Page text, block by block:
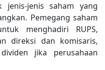
jenis-jenis saham yang
Pemegang saham
menghadiri RUPS,
direksi dan komisaris,
jika perusahaan